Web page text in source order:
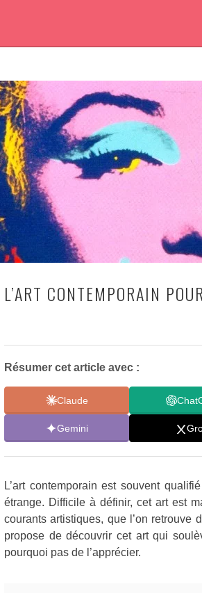
L’ART CONTEMPORAIN
Résumer cet article avec :
Claude
Gemini
L’art contemporain est souvent
étrange. Difficile à définir, cet art est
courants artistiques, que l’on retrouve
propose de découvrir cet art qui
pourquoi pas de l’apprécier.